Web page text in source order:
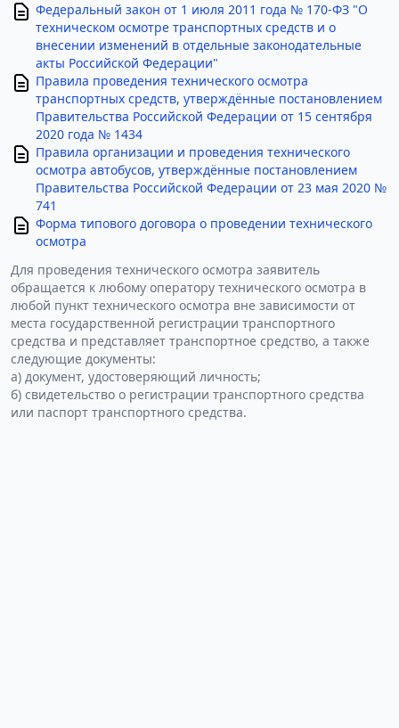
Федеральный закон от 1 июля 2011 года № 170-ФЗ "О
техническом осмотре транспортных средств и о
внесении изменений в отдельные законодательные
акты Российской Федерации"
Правила проведения технического осмотра
транспортных средств, утверждённые постановлением
Правительства Российской Федерации от 15 сентября
2020 года № 1434
Правила организации и проведения технического
осмотра автобусов, утверждённые постановлением
Правительства Российской Федерации от 23 мая 2020 №
741
Форма типового договора о проведении технического
осмотра
Для проведения технического осмотра заявитель
обращается к любому оператору технического осмотра в
любой пункт технического осмотра вне зависимости от
места государственной регистрации транспортного
средства и представляет транспортное средство, а также
следующие документы:
а) документ, удостоверяющий личность;
б) свидетельство о регистрации транспортного средства
или паспорт транспортного средства.